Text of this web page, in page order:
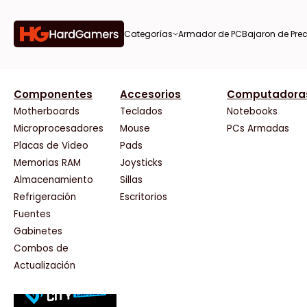
Categorías Armador de PCBajaron de
de
de
Componentes
Motherboards
Microprocesadores
Placas de Video
Memorias RAM
Almacenamiento
Refrigeración
Fuentes
Gabinetes
Combos de
Actualización
Accesorios
Teclados
Mouse
Pads
Joysticks
Sillas
Escritorios
Notebooks
PCs Armadas
AMD
AOC
AULA
Adata
AeroCool
Antec
Arkham
Asrock
BenQ
CX
Cooler Master
Corsair
Crucial
Deepcool
Dell
Gigabyte
HP
Tiendas destacadas
Acuario Insumos